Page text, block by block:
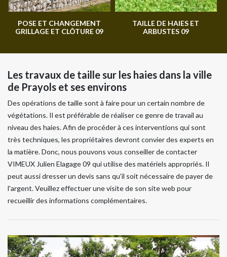
POSE ET CHANGEMENT
GRILLAGE ET CLÔTURE 09
TAILLE DE HAIES ET
ARBUSTES 09
Les travaux de taille sur les haies dans la ville
de Prayols et ses environs
Des opérations de taille sont à faire pour un certain nombre de
végétations. Il est préférable de réaliser ce genre de travail au
niveau des haies. Afin de procéder à ces interventions qui sont
très techniques, les propriétaires devront convier des experts en
la matière. Donc, nous pouvons vous conseiller de contacter
VIMEUX Julien Elagage 09 qui utilise des matériels appropriés. Il
peut aussi dresser un devis sans qu'il soit nécessaire de payer de
l'argent. Veuillez effectuer une visite de son site web pour
recueillir des informations complémentaires.